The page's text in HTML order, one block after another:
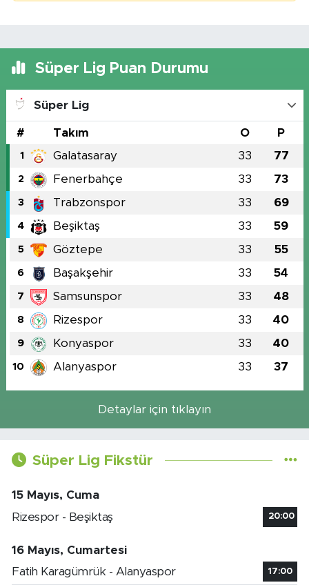
Süper Lig Puan Durumu
Süper Lig
# Takım O P
1 Galatasaray 33 77
2 Fenerbahçe 33 73
3 Trabzonspor 33 69
4 Beşiktaş 33 59
5 Göztepe 33 55
6 Başakşehir 33 54
7 Samsunspor 33 48
8 Rizespor 33 40
9 Konyaspor 33 40
10 Alanyaspor 33 37
Detaylar için tıklayın
Süper Lig Fikstür
15 Mayıs, Cuma
Rizespor - Beşiktaş
20:00
16 Mayıs, Cumartesi
Fatih Karagümrük - Alanyaspor
17:00